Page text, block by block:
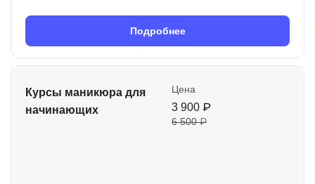
Подробнее
Курсы маникюра для
начинающих
Цена
3 900 ₽
6 500 ₽